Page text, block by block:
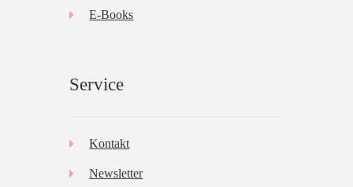
E-Books
Service
Kontakt
Newsletter